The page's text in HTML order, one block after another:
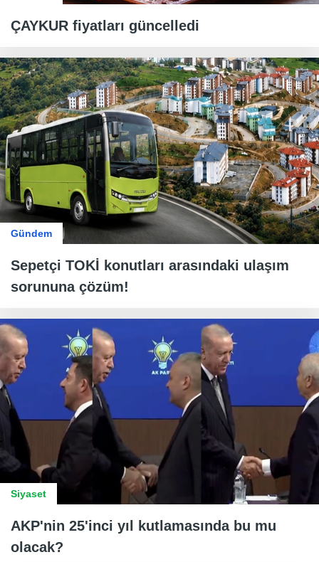
ÇAYKUR fiyatları güncelledi
Gündem
Sepetçi TOKİ konutları arasındaki ulaşım
sorununa çözüm!
Siyaset
AKP'nin 25'inci yıl kutlamasında bu mu
olacak?